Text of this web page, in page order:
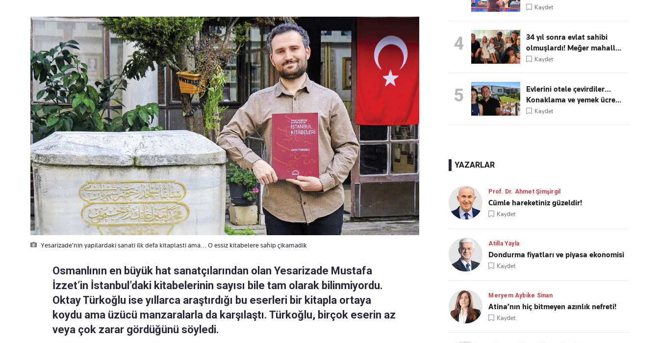
Yesarizade'nin yapilardaki sanati ilk defa kitaplasti ama... O essiz kitabelere sahip çikamadik
Osmanlının en büyük hat sanatçılarından olan Yesarizade Mustafa
İzzet’in İstanbul’daki kitabelerinin sayısı bile tam olarak bilinmiyordu.
Oktay Türkoğlu ise yıllarca araştırdığı bu eserleri bir kitapla ortaya
koydu ama üzücü manzaralarla da karşılaştı. Türkoğlu, birçok eserin az
veya çok zarar gördüğünü söyledi.
Kaydet
4
34 yıl sonra evlat sahibi
olmuşlardı! Meğer mahall...
Kaydet
5
Evlerini otele çevirdiler…
Konaklama ve yemek ücre...
Kaydet
YAZARLAR
Prof. Dr. Ahmet Şimşirgil
Cümle hareketiniz güzeldir!
Kaydet
Atilla Yayla
Dondurma fiyatları ve piyasa ekonomisi
Kaydet
Meryem Aybike Sinan
Atina’nın hiç bitmeyen azınlık nefreti!
Kaydet